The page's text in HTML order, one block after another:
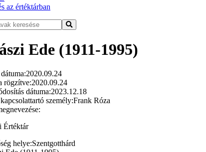
az értéktárban
Ede (1911-1995)
2020.09.24
rögzítve:2020.09.24
dátuma:2023.12.18
személy:Frank Róza
Értéktár
helye:Szentgotthárd